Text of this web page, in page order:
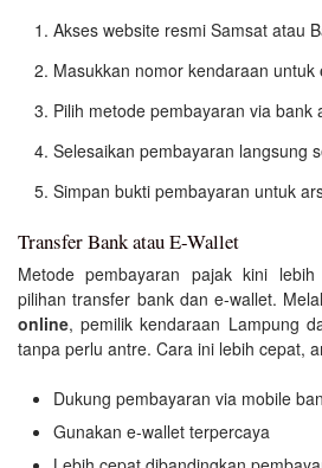
Akses website resmi Samsat atau
Masukkan nomor kendaraan untuk
Pilih metode pembayaran via bank
Selesaikan pembayaran langsung
Simpan bukti pembayaran untuk
Transfer Bank atau E-Wallet
Metode pembayaran pajak kini
pilihan transfer bank dan e-wallet.
online, pemilik kendaraan Lampung
tanpa perlu antre. Cara ini lebih cepat,
Dukung pembayaran via mobile
Gunakan e-wallet terpercaya